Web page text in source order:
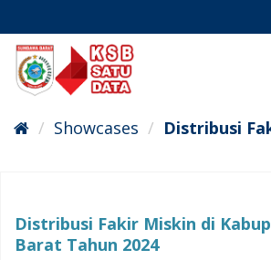
content
Showcases Distribusi
Distribusi Fakir Miskin di
Barat Tahun 2024